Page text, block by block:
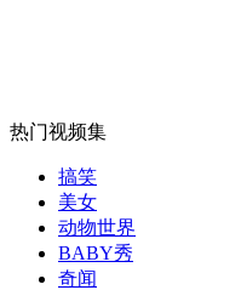
外交部：反对强权政
热门视频集
搞笑
美女
动物世界
BABY秀
奇闻